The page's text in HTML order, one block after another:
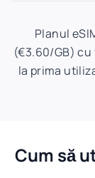
Planul
(€3.60/GB)
la prima
Cum să